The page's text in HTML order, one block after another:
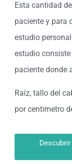
Esta cantidad
paciente y para
estudio
estudio
paciente donde
Raíz, tallo del
por centimetro